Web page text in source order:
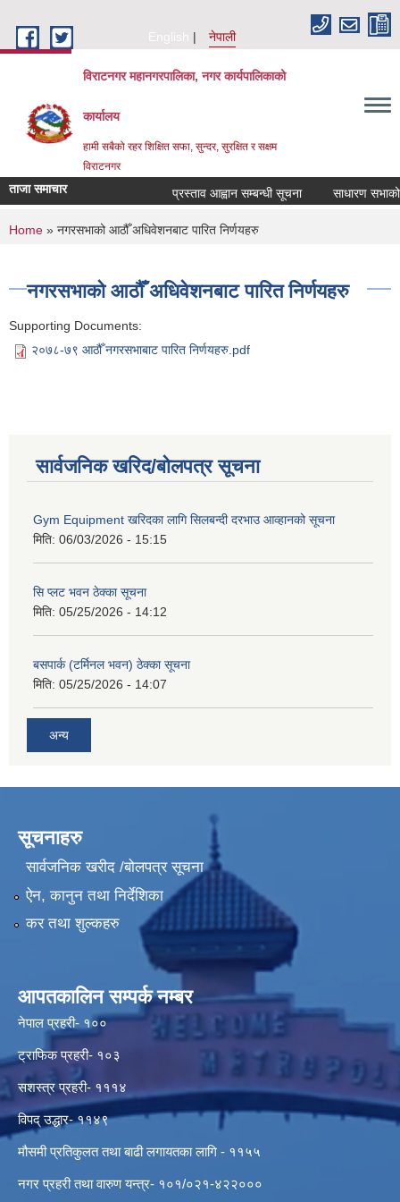
English
नेपाली
विराटनगर महानगरपालिका, नगर कार्यपालिकाको
कार्यालय
हामी सबैको रहर शिक्षित सफा, सुन्दर, सुरक्षित र सक्षम
विराटनगर
ताजा समाचार प्रस्ताव आह्वान सम्बन्धी सूचना साधारण
You are here
Home » नगरसभाको आठौँ अधिवेशनबाट पारित निर्णयहरु
नगरसभाको आठौँ अधिवेशनबाट पारित निर्णयहरु
Supporting Documents:
२०७८-७९ आठौँ नगरसभाबाट पारित निर्णयहरु.pdf
सार्वजनिक खरिद/बोलपत्र सूचना
Gym Equipment खरिदका लागि सिलबन्दी दरभाउ आव्हानको सूचना
मिति: 06/03/2026 - 15:15
सि प्लट भवन ठेक्का सूचना
मिति: 05/25/2026 - 14:12
बसपार्क (टर्मिनल भवन) ठेक्का सूचना
मिति: 05/25/2026 - 14:07
अन्य
सूचनाहरु
सार्वजनिक खरीद /बोलपत्र सूचना
ऐन, कानुन तथा निर्देशिका
कर तथा शुल्कहरु
आपतकालिन सम्पर्क नम्बर
नेपाल प्रहरी- १००
ट्राफिक प्रहरी- १०३
सशस्त्र प्रहरी- १११४
विपद् उद्धार- ११४९
मौसमी प्रतिकुलत तथा बाढी लगायतका लागि - ११५५
नगर प्रहरी तथा वारुण यन्त्र- १०१/०२१-४२२०००